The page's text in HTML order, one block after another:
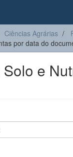
Ciências Agrárias
por data do
e